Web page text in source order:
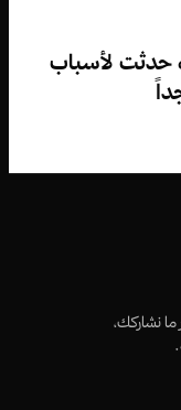
حدثت لأسباب
نشاركك،